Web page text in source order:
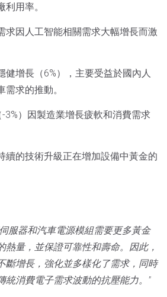
用率。
求因人工智能相關需求大幅增長而激
健增長（6%），主要受益於國內人
求的推動。
3%）因製造業增長疲軟和消費需求
續的技術升級正在增加設備中黃金的
服器和汽車電源模組需要更多黃金
熱量，並保證可靠性和壽命。因此，
斷增長，強化並多樣化了需求，同時
統消費電子需求波動的抗壓能力。"